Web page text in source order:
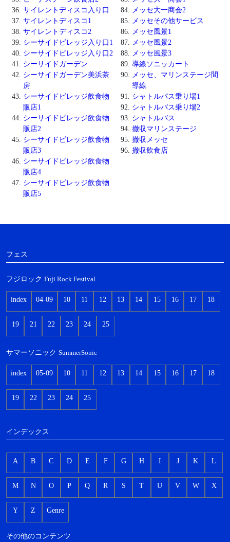
サイレントディスコ入り口
サイレントディスコ1
サイレントディスコ2
シーサイドビレッジ入り口1
シーサイドビレッジ入り口2
シーサイドガーデン
シーサイドガーデン美浜茶
房
シーサイドビレッジ飲食物
販店1
シーサイドビレッジ飲食物
販店2
シーサイドビレッジ飲食物
販店3
シーサイドビレッジ飲食物
販店4
シーサイドビレッジ飲食物
販店5
メッセ大一商会2
メッセその他サービス
メッセ風景1
メッセ風景2
メッセ風景3
導線ソニッカート
メッセ、マリンステージ間
導線
シャトルバス乗り場1
シャトルバス乗り場2
シャトルバス
撤収マリンステージ
撤収メッセ
撤収飲食店
フェス
フジロック Fuji Rock Festival
index 04-09 10 11 12 13 14 15 16 17 18
19 21 22 23 24 25
サマーソニック SummerSonic
index 05-09 10 11 12 13 14 15 16 17 18
19 22 23 24 25
インデックス
A B C D E F G H I J K L
M N O P Q R S T U V W X
Y Z Genre
その他のコンテンツ